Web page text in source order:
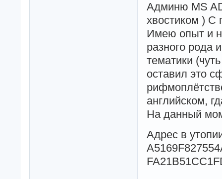
Админю MS
хвостиком ) С
Имею опыт и
разного рода
тематики
оставил это
английском,
На данный
Адрес в